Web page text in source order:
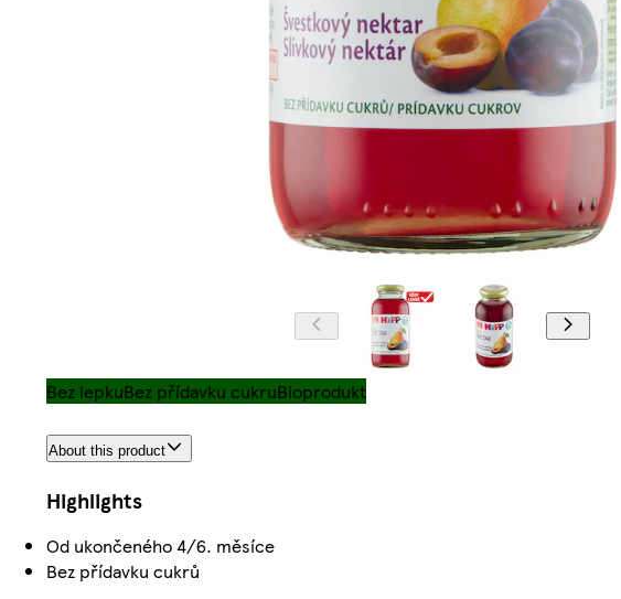
Bez lepkuBez přídavku cukruBioprodukt
About this product
Highlights
Od ukončeného 4/6. měsíce
Bez přídavku cukrů